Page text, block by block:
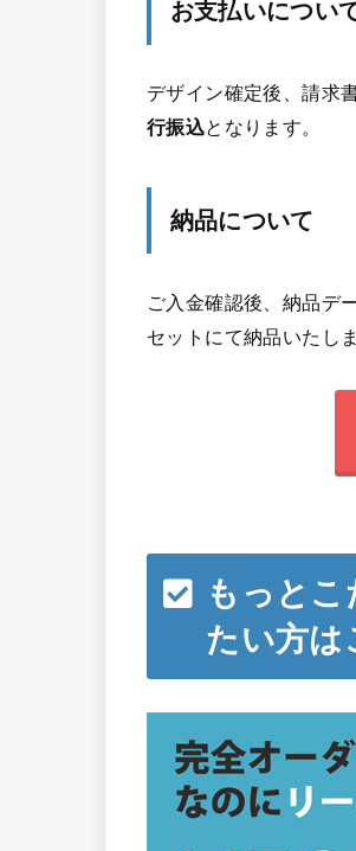
お支払いについ
デザイン確定後、請求
行振込となります。
納品について
ご入金確認後、納品デ
セットにて納品いたしま
もっと
たい方は